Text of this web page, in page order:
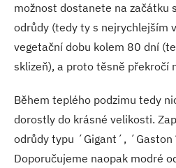
možnost dostanete na začátku
odrůdy (tedy ty s nejrychlejším
vegetační dobu kolem 80 dní
sklizeň), a proto těsně překročí
Během teplého podzimu tedy
dorostly do krásné velikosti.
odrůdy typu ´Gigant´,
Doporučujeme naopak modré